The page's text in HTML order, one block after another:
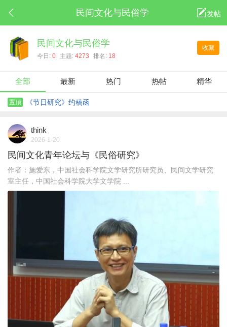
民间文化与民俗学 发帖
收藏
民间文化与民俗学
今日: 0 主题: 4273 排名: 18
全部 最新 热门 热帖 精华
置顶 《节日研究》约稿函
think
2026-1-20
民间文化青年论坛与《民俗研究》
作者：施爱东，中国社会科学院文学研究所研究员、民间文学研究
室主任，中国社会科学院大学文学院 ...